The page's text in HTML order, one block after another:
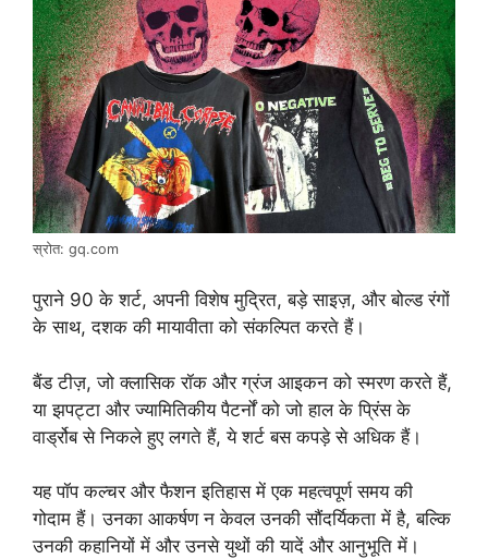
स्रोत: gq.com
पुराने 90 के शर्ट, अपनी विशेष मुद्रित, बड़े साइज़, और बोल्ड रंगों
के साथ, दशक की मायावीता को संकल्पित करते हैं।
बैंड टीज़, जो क्लासिक रॉक और ग्रंज आइकन को स्मरण करते हैं,
या झपट्टा और ज्यामितिकीय पैटर्नों को जो हाल के प्रिंस के
वार्ड्रोब से निकले हुए लगते हैं, ये शर्ट बस कपड़े से अधिक हैं।
यह पॉप कल्चर और फैशन इतिहास में एक महत्वपूर्ण समय की
गोदाम हैं। उनका आकर्षण न केवल उनकी सौंदर्यिकता में है, बल्कि
उनकी कहानियों में और उनसे युथों की यादें और आनुभूति में।